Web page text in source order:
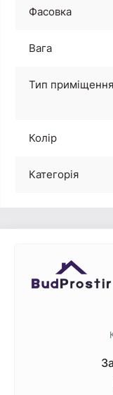
Фасовка
Вага
Тип приміщення
Колір
Категорія